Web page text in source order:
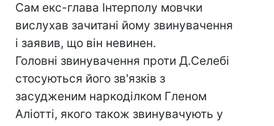
Сам екс-глава Інтерполу мовчки
вислухав зачитані йому звинувачення
і заявив, що він невинен.
Головні звинувачення проти Д.Селебі
стосуються його зв'язків з
засудженим наркоділком Гленом
Аліотті, якого також звинувачують у